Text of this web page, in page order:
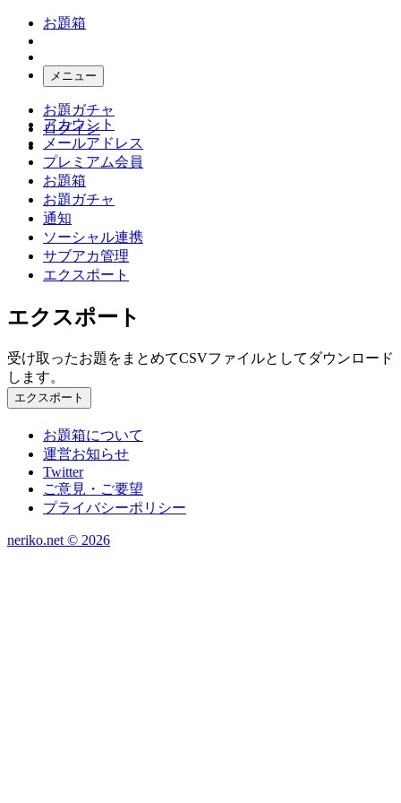
お題箱
メニュー
お題ガチャ
ログイン
アカウント
メールアドレス
プレミアム会員
お題箱
お題ガチャ
通知
ソーシャル連携
サブアカ管理
エクスポート
エクスポート
受け取ったお題をまとめてCSVファイルとしてダウンロード
します。
エクスポート
お題箱について
運営お知らせ
Twitter
ご意見・ご要望
プライバシーポリシー
neriko.net © 2026